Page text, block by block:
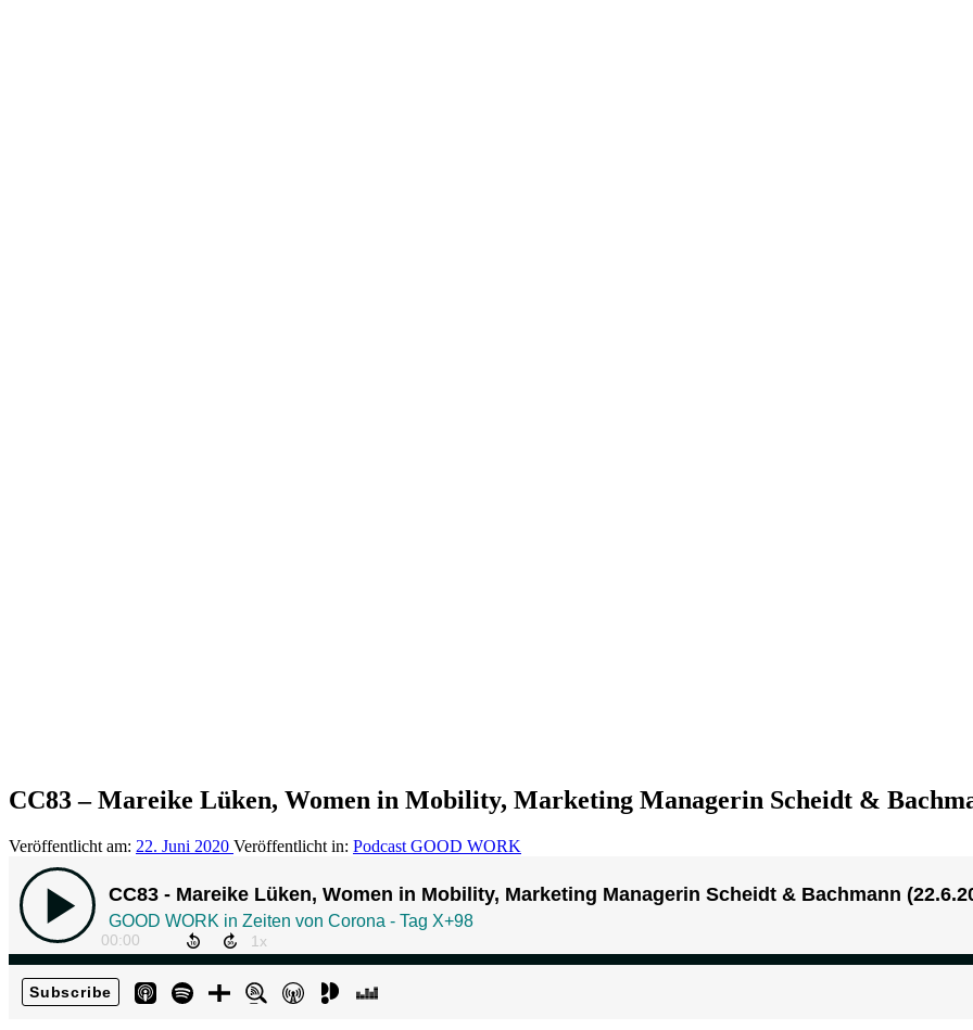
CC83 – Mareike Lüken, Women in Mobility, Marketing Managerin Scheidt &
Veröffentlicht am: 22. Juni 2020 Veröffentlicht in: Podcast GOOD WORK